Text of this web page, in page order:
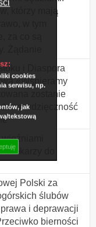
cookies
serwisu, np.
jak
tekstową
którzy mają
w tym
za co są
Żądanie
i Diaspora
«Wspieramy
zostanie
wdzięczność
lekarzy do
Polski za
ślubów
i deprawacji
bierności